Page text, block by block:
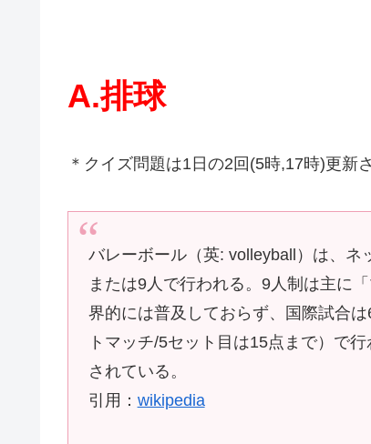
A.排球
＊クイズ問題は1日の2回(5時,17時)更新
バレーボール（英: volleyball）は、ネ
または9人で行われる。9人制は主に
界的には普及しておらず、国際試合
トマッチ/5セット目は15点まで）で
されている。
引用： wikipedia